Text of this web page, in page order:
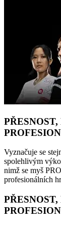
Vyznačuje se
spolehlivým
nimž se myš
profesionálních